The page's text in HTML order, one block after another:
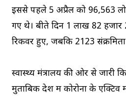
इससे पहले 5 अप्रैल को 96,563
गए थे। बीते दिन 1 लाख 82 हजार
रिकवर हुए, जबकि 2123
स्वास्थ्य मंत्रालय की ओर से जारी
मुताबिक देश में कोरोना के एक्टिव